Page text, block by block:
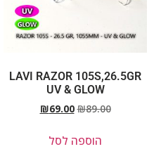
LAVI RAZOR 105S,26.5GR
UV & GLOW
₪89.00
₪69.00
הוספה לסל